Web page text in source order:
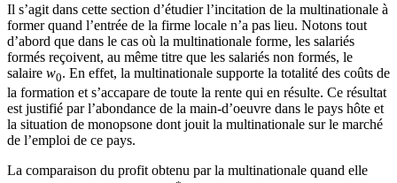
Il s’agit dans cette section d’étudier l’incitation de la multinationale à
former quand l’entrée de la firme locale n’a pas lieu. Notons tout
d’abord que dans le cas où la multinationale forme, les salariés
formés reçoivent, au même titre que les salariés non formés, le
salaire w0. En effet, la multinationale supporte la totalité des coûts de
la formation et s’accapare de toute la rente qui en résulte. Ce résultat
est justifié par l’abondance de la main-d’oeuvre dans le pays hôte et
la situation de monopsone dont jouit la multinationale sur le marché
de l’emploi de ce pays.
La comparaison du profit obtenu par la multinationale quand elle